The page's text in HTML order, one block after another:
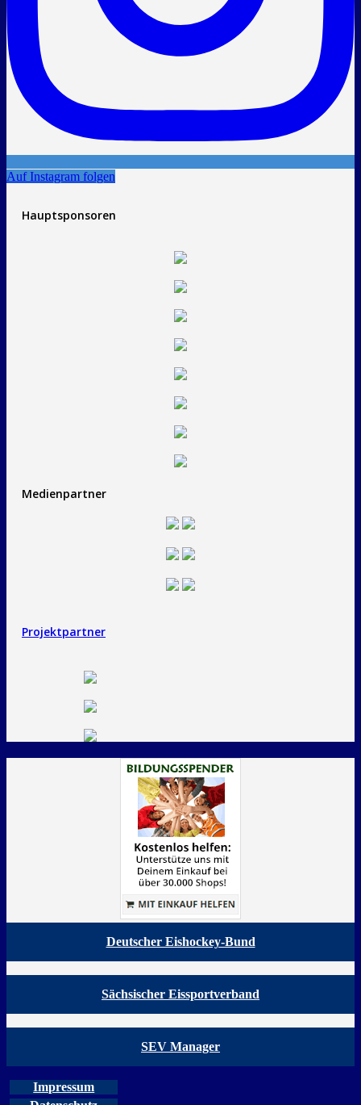
Auf Instagram folgen
Hauptsponsoren
Medienpartner
Projektpartner
Deutscher Eishockey-Bund
Sächsischer Eissportverband
SEV Manager
Impressum